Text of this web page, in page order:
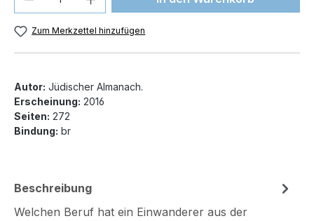
Zum Merkzettel hinzufügen
Autor: Jüdischer Almanach.
Erscheinung: 2016
Seiten: 272
Bindung: br
Beschreibung
Welchen Beruf hat ein Einwanderer aus der